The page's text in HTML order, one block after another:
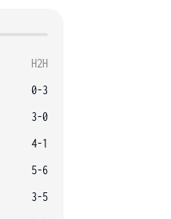
H2H
0-3
3-0
4-1
5-6
3-5